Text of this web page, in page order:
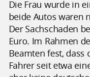
Die Frau wurde in
beide Autos waren
Der Sachschaden
Euro. Im Rahmen
Beamten fest, dass
Fahrer seit etwa